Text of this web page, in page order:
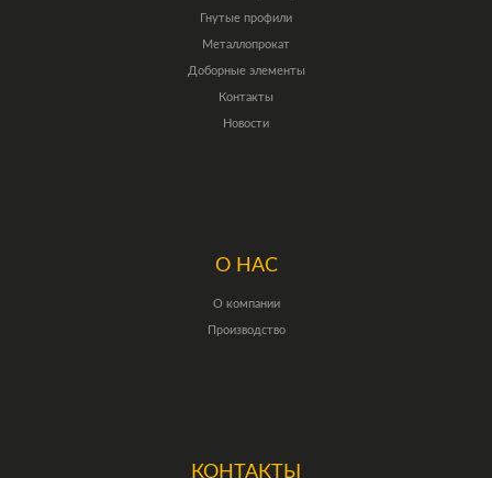
Гнутые профили
Металлопрокат
Доборные элементы
Контакты
Новости
О НАС
О компании
Производство
КОНТАКТЫ